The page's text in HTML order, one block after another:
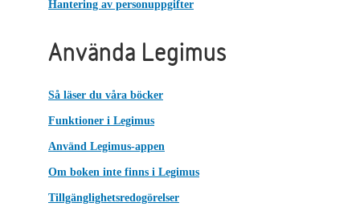
Hantering av personuppgifter
Använda Legimus
Så läser du våra böcker
Funktioner i Legimus
Använd Legimus-appen
Om boken inte finns i Legimus
Tillgänglighetsredogörelser